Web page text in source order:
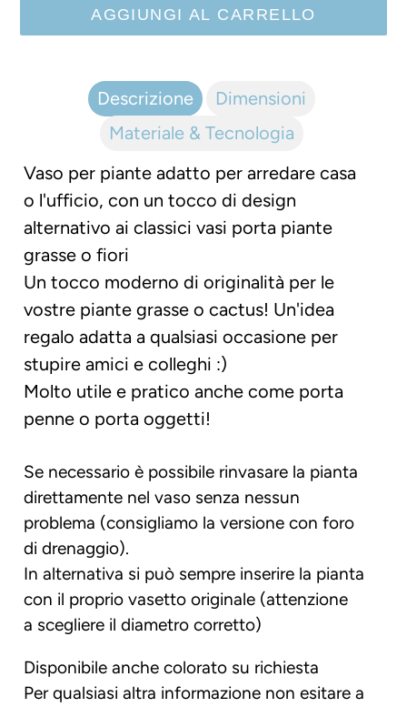
AGGIUNGI AL CARRELLO
carrello
Descrizione
Vaso per piante adatto per arredare casa
o l'ufficio, con un tocco di design
alternativo ai classici vasi porta piante
grasse o fiori
Un tocco moderno di originalità per le
vostre piante grasse o cactus! Un'idea
regalo adatta a qualsiasi occasione per
stupire amici e colleghi :)
Molto utile e pratico anche come porta
penne o porta oggetti!
Se necessario è possibile rinvasare la pianta
direttamente nel vaso senza nessun
problema (consigliamo la versione con foro
di drenaggio).
In alternativa si può sempre inserire la pianta
con il proprio vasetto originale (attenzione
a scegliere il diametro corretto)
Disponibile anche colorato su richiesta
Per qualsiasi altra informazione non esitare a
Dimensioni
Materiale & Tecnologia